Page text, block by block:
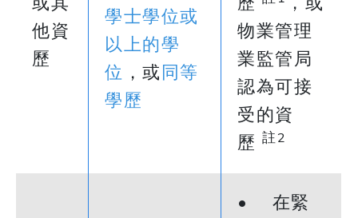
他資
歷
學士學位或
以上的學
位 ，或同等
學歷
物業管理
業監管局
認為可接
受的資
歷 註2
• 在緊